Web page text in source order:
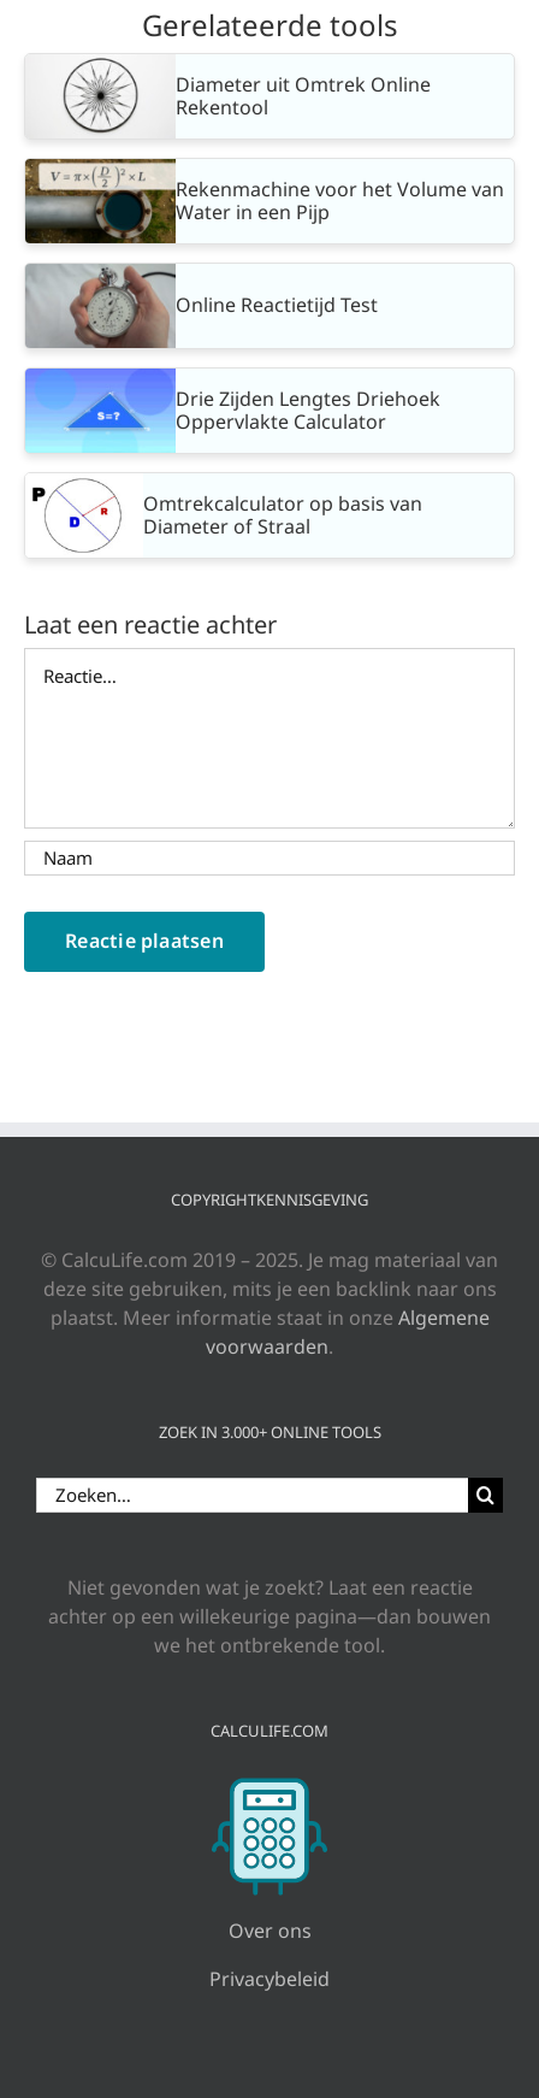
Gerelateerde tools
Diameter uit Omtrek Online
Rekentool
Rekenmachine voor het Volume van
Water in een Pijp
Online Reactietijd Test
Drie Zijden Lengtes Driehoek
Oppervlakte Calculator
Omtrekcalculator op basis van
Diameter of Straal
Laat een reactie achter
COPYRIGHTKENNISGEVING
© CalcuLife.com 2019 – 2025. Je mag materiaal van
deze site gebruiken, mits je een backlink naar ons
plaatst. Meer informatie staat in onze Algemene
voorwaarden.
ZOEK IN 3.000+ ONLINE TOOLS
Zoeken
naar:
Niet gevonden wat je zoekt? Laat een reactie
achter op een willekeurige pagina—dan bouwen
we het ontbrekende tool.
CALCULIFE.COM
Over ons
Privacybeleid